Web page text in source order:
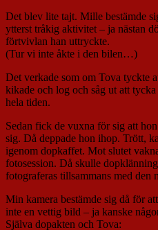
Det blev lite tajt. Mille bestämde
ytterst tråkig aktivitet – ja nästan
förtvivlan han uttryckte.
(Tur vi inte åkte i den bilen…)
Det verkade som om Tova tyckte
kikade och log och såg ut att
hela tiden.
Sedan fick de vuxna för sig att
sig. Då deppade hon ihop. Trött,
igenom dopkaffet. Mot slutet
fotosession. Då skulle
fotograferas tillsammans med den
Min kamera bestämde sig då för
inte en vettig bild – ja kanske
Själva dopakten och Tova: